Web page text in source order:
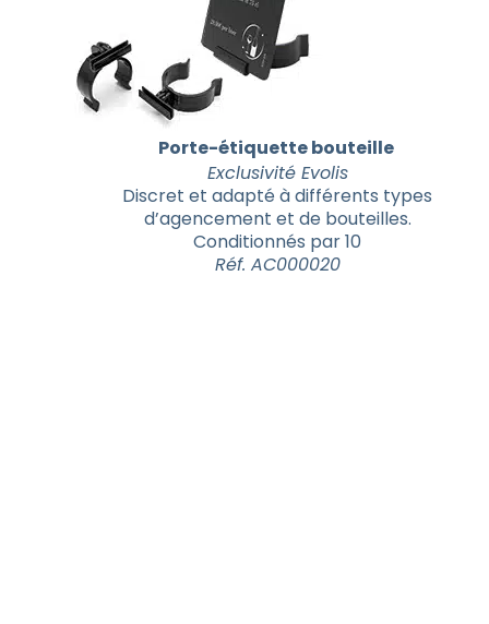
Porte-étiquette bouteille
Exclusivité Evolis
Discret et adapté à différents types
d’agencement et de bouteilles.
Conditionnés par 10
Réf. AC000020